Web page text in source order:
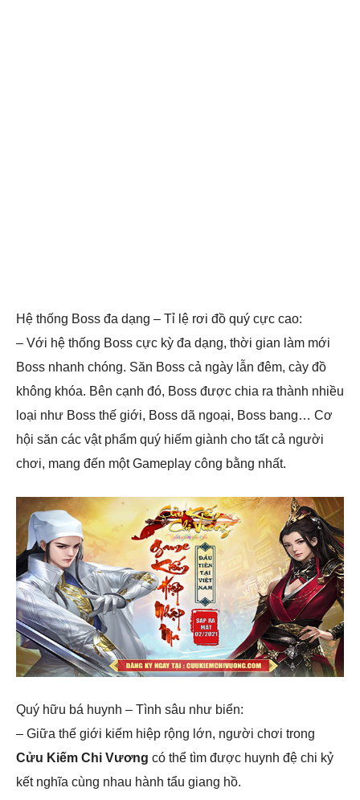
Hệ thống Boss đa dạng – Tỉ lệ rơi đồ quý cực cao:
– Với hệ thống Boss cực kỳ đa dạng, thời gian làm mới
Boss nhanh chóng. Săn Boss cả ngày lẫn đêm, cày đồ
không khóa. Bên cạnh đó, Boss được chia ra thành nhiều
loại như Boss thế giới, Boss dã ngoại, Boss bang… Cơ
hội săn các vật phẩm quý hiếm giành cho tất cả người
chơi, mang đến một Gameplay công bằng nhất.
Quý hữu bá huynh – Tình sâu như biển:
– Giữa thế giới kiếm hiệp rộng lớn, người chơi trong
Cửu Kiếm Chi Vương có thể tìm được huynh đệ chi kỷ
kết nghĩa cùng nhau hành tẩu giang hồ.